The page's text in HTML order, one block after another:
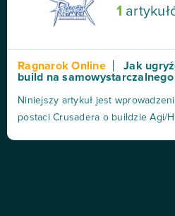
1
Ragnarok Online
Jak
build na
Niniejszy artykuł jest
postaci Crusadera o buildzie Agi/